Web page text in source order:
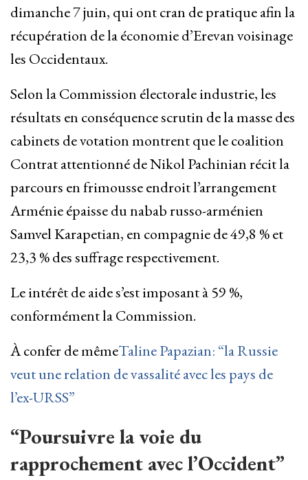
dimanche 7 juin, qui ont cran de pratique afin la
récupération de la économie d’Erevan voisinage
les Occidentaux.
Selon la Commission électorale industrie, les
résultats en conséquence scrutin de la masse des
cabinets de votation montrent que le coalition
Contrat attentionné de Nikol Pachinian récit la
parcours en frimousse endroit l’arrangement
Arménie épaisse du nabab russo-arménien
Samvel Karapetian, en compagnie de 49,8 % et
23,3 % des suffrage respectivement.
Le intérêt de aide s’est imposant à 59 %,
conformément la Commission.
À confer de mêmeTaline Papazian: “la Russie
veut une relation de vassalité avec les pays de
l’ex-URSS”
“Poursuivre la voie du
rapprochement avec l’Occident”